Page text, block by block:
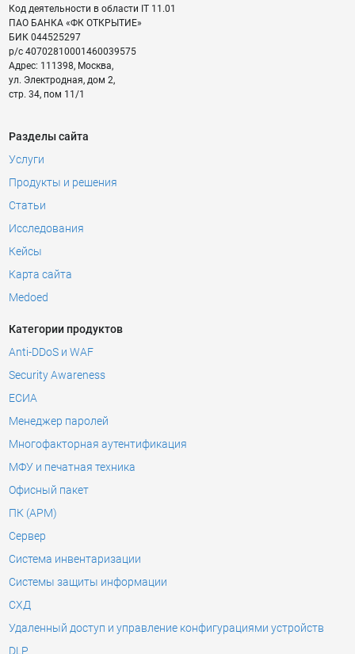
Код деятельности в области IT 11.01
ПАО БАНКА «ФК ОТКРЫТИЕ»
БИК 044525297
р/с 40702810001460039575
Адрес: 111398, Москва,
ул. Электродная, дом 2,
стр. 34, пом 11/1
Разделы сайта
Услуги
Продукты и решения
Статьи
Исследования
Кейсы
Карта сайта
Medoed
Категории продуктов
Anti-DDoS и WAF
Security Awareness
ЕСИА
Менеджер паролей
Многофакторная аутентификация
МФУ и печатная техника
Офисный пакет
ПК (АРМ)
Сервер
Система инвентаризации
Системы защиты информации
СХД
Удаленный доступ и управление конфигурациями устройств
DLP